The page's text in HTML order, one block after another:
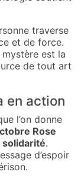
traverse
et de force.
est la
de tout art
en action
l’on donne
Rose
.
d’espoir